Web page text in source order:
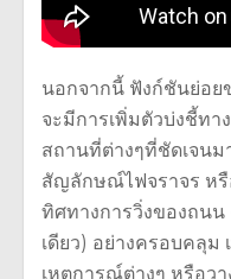
นอกจากนี้ ฟังก์ชันย่อย
จะมีการเพิ่มตัวบ่งชี้ทา
สถานที่ต่างๆที่ชัดเจน
สัญลักษณ์ไฟจราจร หรื
ทิศทางการวิ่งของถนน
เดียว) อย่างครอบคลุม
เหตุการณ์ต่างๆ หรือว